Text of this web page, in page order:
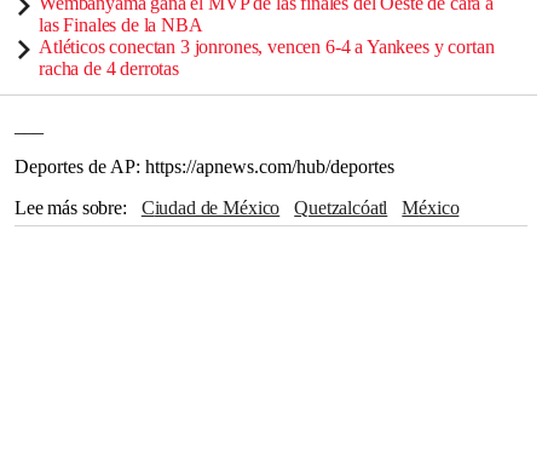
las Finales de la NBA
Atléticos conectan 3 jonrones, vencen 6-4 a Yankees y cortan
racha de 4 derrotas
Deportes de AP: https://apnews.com/hub/deportes
Lee más sobre
Ciudad de México Quetzalcóatl
México